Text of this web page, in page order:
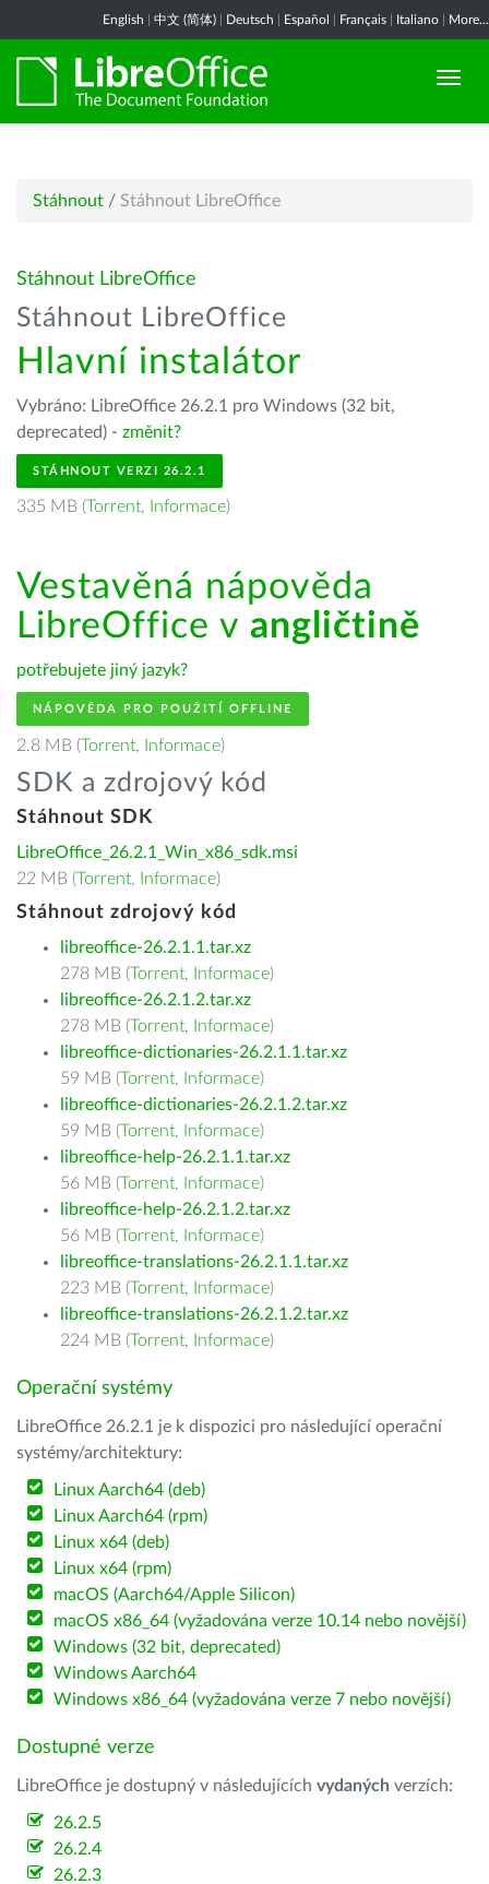
English 中文 (简体) Deutsch Español Français Italiano More...
Stáhnout / Stáhnout LibreOffice
Stáhnout LibreOffice
Stáhnout LibreOffice
Hlavní instalátor
Vybráno: LibreOffice 26.2.1 pro Windows (32 bit,
deprecated) - změnit?
STÁHNOUT VERZI 26.2.1
335 MB (Torrent, Informace)
Vestavěná nápověda
LibreOffice v angličtině
potřebujete jiný jazyk?
NÁPOVĚDA PRO POUŽITÍ OFFLINE
2.8 MB (Torrent, Informace)
SDK a zdrojový kód
Stáhnout SDK
LibreOffice_26.2.1_Win_x86_sdk.msi
22 MB (Torrent, Informace)
Stáhnout zdrojový kód
libreoffice-26.2.1.1.tar.xz
278 MB (Torrent, Informace)
libreoffice-26.2.1.2.tar.xz
278 MB (Torrent, Informace)
libreoffice-dictionaries-26.2.1.1.tar.xz
59 MB (Torrent, Informace)
libreoffice-dictionaries-26.2.1.2.tar.xz
59 MB (Torrent, Informace)
libreoffice-help-26.2.1.1.tar.xz
56 MB (Torrent, Informace)
libreoffice-help-26.2.1.2.tar.xz
56 MB (Torrent, Informace)
libreoffice-translations-26.2.1.1.tar.xz
223 MB (Torrent, Informace)
libreoffice-translations-26.2.1.2.tar.xz
224 MB (Torrent, Informace)
Operační systémy
LibreOffice 26.2.1 je k dispozici pro následující operační
systémy/architektury:
Linux Aarch64 (deb)
Linux Aarch64 (rpm)
Linux x64 (deb)
Linux x64 (rpm)
macOS (Aarch64/Apple Silicon)
macOS x86_64 (vyžadována verze 10.14 nebo novější)
Windows (32 bit, deprecated)
Windows Aarch64
Windows x86_64 (vyžadována verze 7 nebo novější)
Dostupné verze
LibreOffice je dostupný v následujících vydaných verzích:
26.2.5
26.2.4
26.2.3